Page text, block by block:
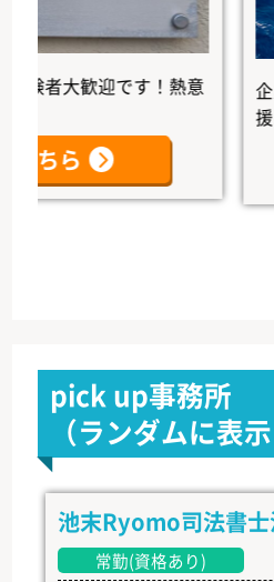
大歓迎です！熱意
企業法
pick up事務所
（ランダムに表
池末Ryomo司法書
常勤(資格あり)